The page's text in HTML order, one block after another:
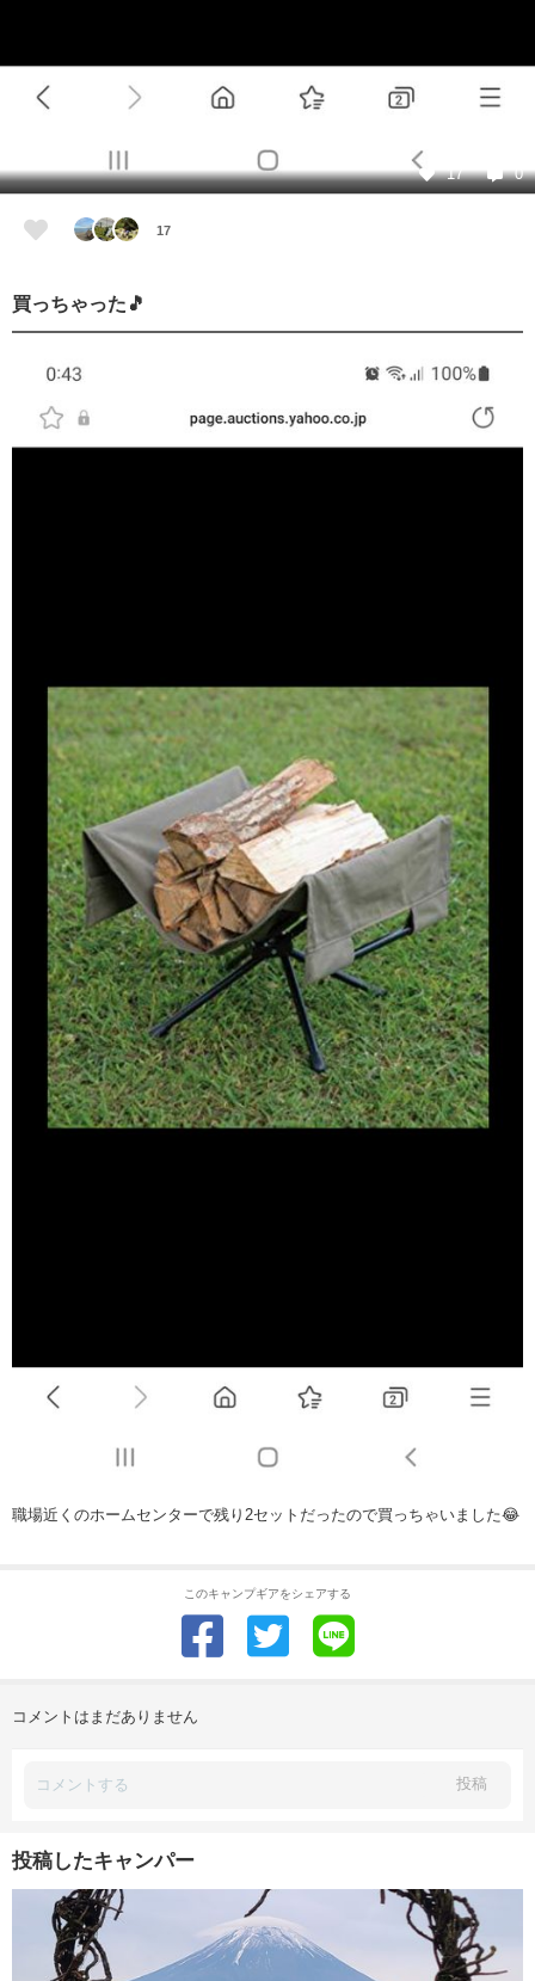
17 0
17
買っちゃった🎵
職場近くのホームセンターで残り2セットだったので買っちゃいました😂
このキャンプギアをシェアする
コメントはまだありません
投稿
投稿したキャンパー